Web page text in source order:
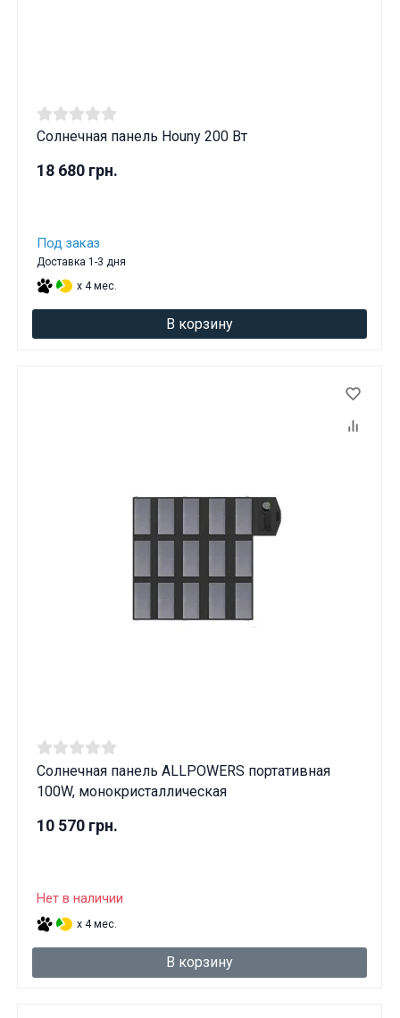
Солнечная панель Houny 200 Вт
18 680 грн.
Под заказ
Доставка 1-3 дня
x 4 мес.
В корзину
Солнечная панель ALLPOWERS портативная
100W, монокристаллическая
10 570 грн.
Нет в наличии
x 4 мес.
В корзину